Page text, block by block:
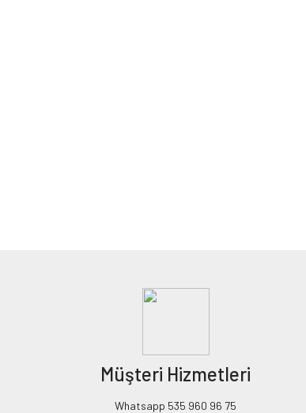
Müşteri Hizmetleri
Whatsapp 535 960 96 75